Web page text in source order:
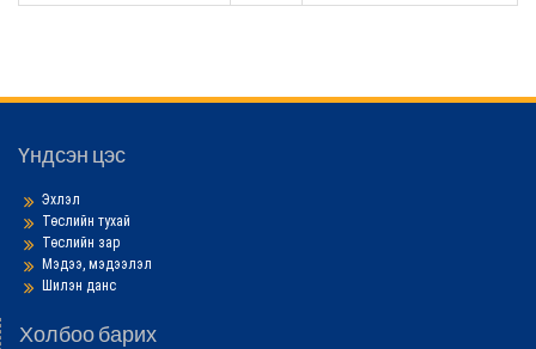
Үндсэн цэс
Эхлэл
Төслийн тухай
Төслийн зар
Мэдээ, мэдээлэл
Шилэн данс
Холбоо барих